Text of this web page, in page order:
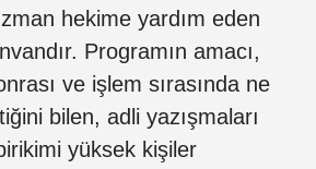
hekime yardım eden
Programın amacı,
ve işlem sırasında ne
bilen, adli yazışmaları
yüksek kişiler